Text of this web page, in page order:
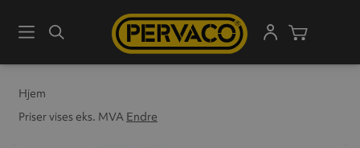
MenySøk
Hjem
Priser vises eks. MVA Endre